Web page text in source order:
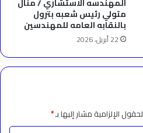
متولي رئيس شعبه بترول
بالنقابه العامه للمهندسين
22 أبريل، 2026
الإلزامية مشار إليها بـ*